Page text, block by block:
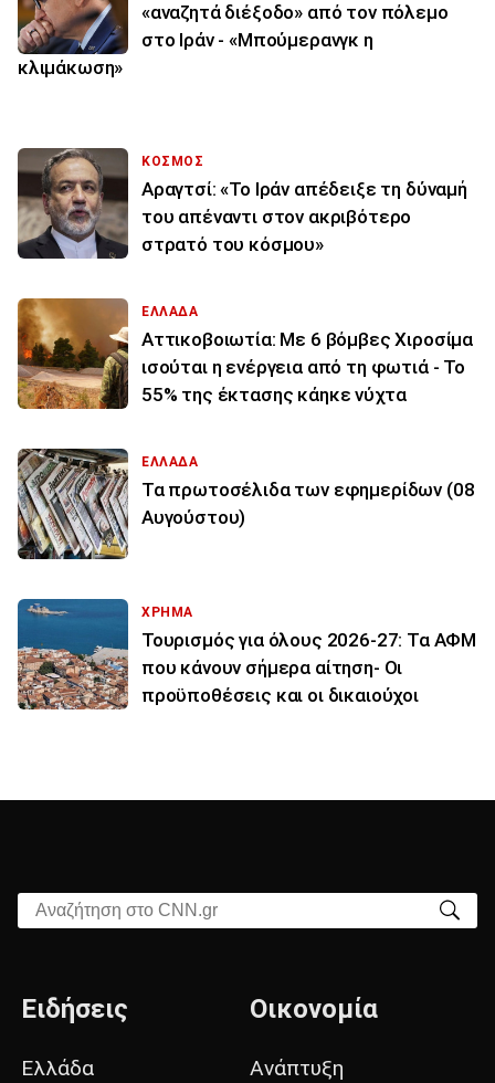
«αναζητά διέξοδο» από τον πόλεμο
στο Ιράν - «Μπούμερανγκ η
κλιμάκωση»
ΚΟΣΜΟΣ
Αραγτσί: «Το Ιράν απέδειξε τη δύναμή
του απέναντι στον ακριβότερο
στρατό του κόσμου»
ΕΛΛΑΔΑ
Αττικοβοιωτία: Με 6 βόμβες Χιροσίμα
ισούται η ενέργεια από τη φωτιά - Το
55% της έκτασης κάηκε νύχτα
ΕΛΛΑΔΑ
Τα πρωτοσέλιδα των εφημερίδων (08
Αυγούστου)
ΧΡΗΜΑ
Τουρισμός για όλους 2026-27: Τα ΑΦΜ
που κάνουν σήμερα αίτηση- Οι
προϋποθέσεις και οι δικαιούχοι
Αναζήτηση στο CNN.gr
Ειδήσεις
Ελλάδα
Οικονομία
Ανάπτυξη